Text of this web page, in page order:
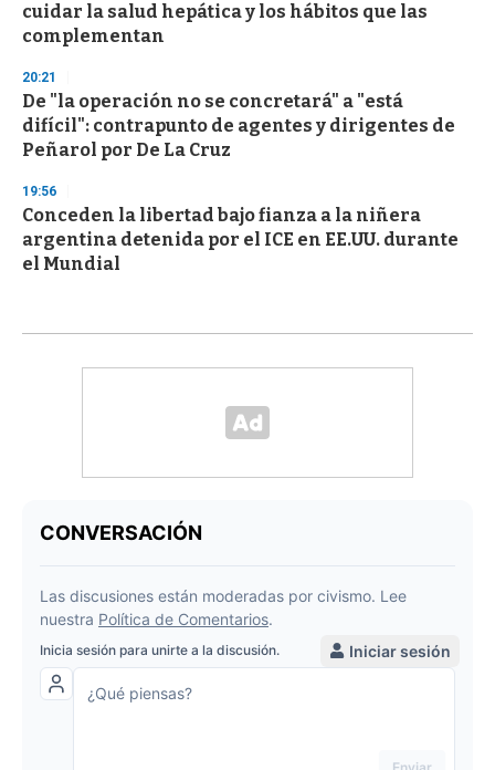
cuidar la salud hepática y los hábitos que las
complementan
20:21
De "la operación no se concretará" a "está
difícil": contrapunto de agentes y dirigentes de
Peñarol por De La Cruz
19:56
Conceden la libertad bajo fianza a la niñera
argentina detenida por el ICE en EE.UU. durante
el Mundial